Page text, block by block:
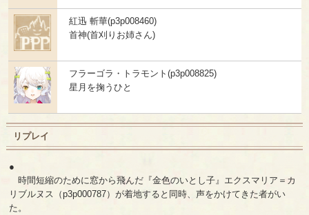
紅迅 斬華(p3p008460)
首神(首刈りお姉さん)
フラーゴラ・トラモント(p3p008825)
星月を掬うひと
リプレイ
●
時間短縮のために窓から飛んだ『金色のいとし子』エクスマリア＝カ
リブルヌス（p3p000787）が着地すると同時、声をかけてきた者がい
た。